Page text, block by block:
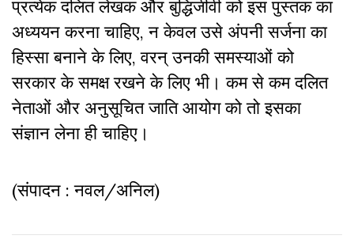
प्रत्येक दलित लेखक और बुद्धिजीवी को इस पुस्तक का
अध्ययन करना चाहिए, न केवल उसे अंपनी सर्जना का
हिस्सा बनाने के लिए, वरन् उनकी समस्याओं को
सरकार के समक्ष रखने के लिए भी। कम से कम दलित
नेताओं और अनुसूचित जाति आयोग को तो इसका
संज्ञान लेना ही चाहिए।
(संपादन : नवल/अनिल)